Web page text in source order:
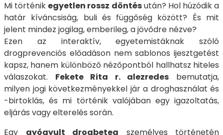
Mi történik egyetlen rossz döntésután? Hol húzódik a
határ kíváncsiság, buli és függőség között? És mit
jelent mindez jogilag, emberileg, a jövődre nézve?
Ezen az interaktív, egyetemistáknak szóló
drogprevenciós előadáson nem sablonos ijesztgetést
kapsz, hanem különböző nézőpontból hallhatsz hiteles
válaszokat. Fekete Rita r. alezredes bemutatja,
milyen jogi következményekkel jár a droghasználat és
-birtoklás, és mi történik valójában egy igazoltatás,
eljárás vagy elterelés során.
Egy gyógyult drogbeteg személyes történetén